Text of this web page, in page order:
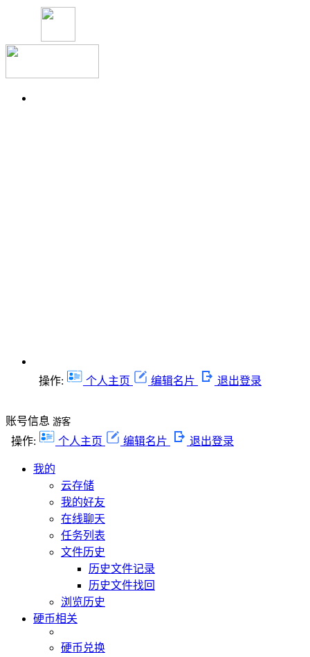
操作: 个人主页 编辑名片 退出登录
账号信息 游客
操作: 个人主页 编辑名片 退出登录
我的
云存储
我的好友
在线聊天
任务列表
文件历史
历史文件记录
历史文件找回
浏览历史
硬币相关
硬币兑换